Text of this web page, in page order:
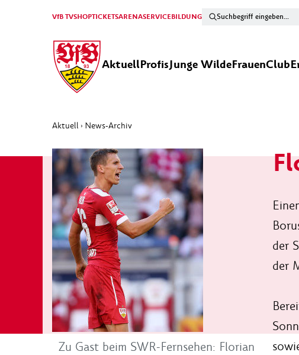
VfB TVSHOPTICKETSARENASERVICEBILDUNG
AktuellProfisJunge WildeFrauenClub
Aktuell › News-Archiv
Zu Gast beim SWR-Fernsehen: Florian
der
der